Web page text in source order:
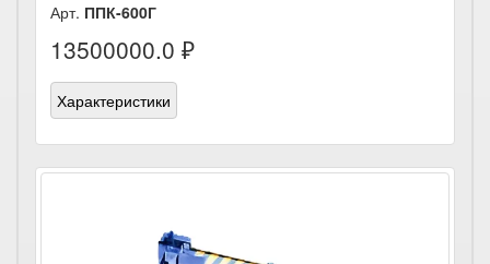
Арт. ППК-600Г
13500000.0 ₽
Характеристики